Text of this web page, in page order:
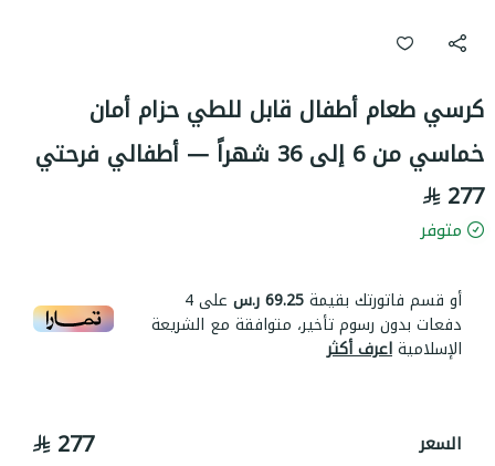
كرسي طعام أطفال قابل للطي حزام أمان
خماسي من 6 إلى 36 شهراً — أطفالي فرحتي
277
متوفر
أو قسم فاتورتك بقيمة69.25 ر.س على4
دفعات بدون رسوم تأخير، متوافقة مع الشريعة
الإسلاميةاعرف أكثر
السعر 277